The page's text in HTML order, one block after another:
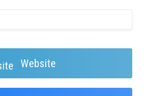
Website